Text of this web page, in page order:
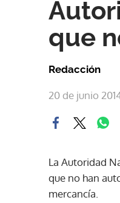
que
Redacción
20 de junio
La Autoridad
que no han
mercancía.